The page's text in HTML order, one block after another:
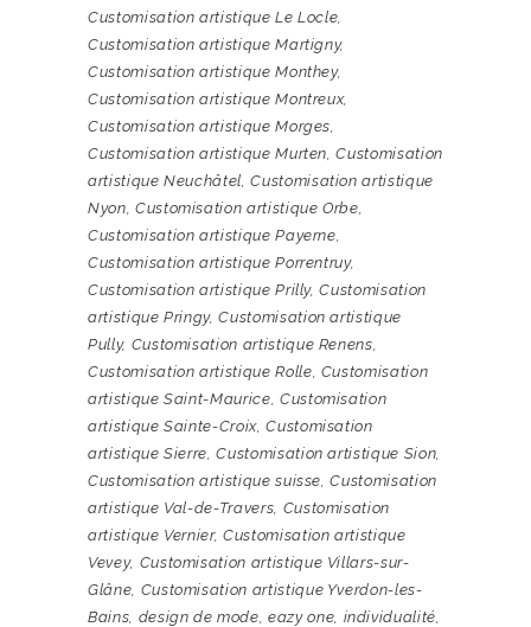
Customisation artistique Le Locle
Customisation artistique Martigny,
Customisation artistique Monthey,
Customisation artistique Montreux,
Customisation artistique Morges
Customisation artistique Murten ,Customisation
artistique Neuchâtel ,Customisation artistique
Nyon Customisation artistique Orbe
Customisation artistique Payerne
Customisation artistique Porrentruy,
Customisation artistique Prilly,Customisation
artistique Pringy,Customisation artistique
Pully, Customisation artistique Renens
Customisation artistique Rolle Customisation
artistique Saint-Maurice Customisation
artistique Sainte-Croix,Customisation
artistique Sierre ,Customisation artistique Sion
Customisation artistique suisse ,Customisation
artistique Val-de-Travers Customisation
artistique Vernier,Customisation artistique
Vevey, Customisation artistique Villars-sur-
Glâne Customisation artistique Yverdon-les-
Bains design de mode eazy one individualité